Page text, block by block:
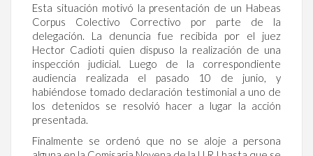
Esta situación motivó la presentación de un Habeas
Corpus Colectivo Correctivo por parte de la
delegación. La denuncia fue recibida por el juez
Hector Cadioti quien dispuso la realización de una
inspección judicial. Luego de la correspondiente
audiencia realizada el pasado 10 de junio, y
habiéndose tomado declaración testimonial a uno de
los detenidos se resolvió hacer a lugar la acción
presentada.
Finalmente se ordenó que no se aloje a persona